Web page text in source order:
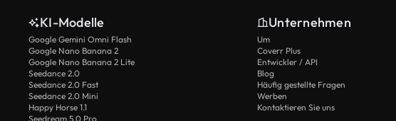
KI-Modelle
Google Gemini Omni Flash
Google Nano Banana 2
Google Nano Banana 2 Lite
Seedance 2.0
Seedance 2.0 Fast
Seedance 2.0 Mini
Happy Horse 1.1
Seedream 5.0 Pro
Unternehmen
Um
Coverr Plus
Entwickler / API
Blog
Häufig gestellte Fragen
Werben
Kontaktieren Sie uns